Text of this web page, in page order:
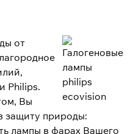
от
Philips.
Вы
защиту природы:
лампы в фарах Вашего